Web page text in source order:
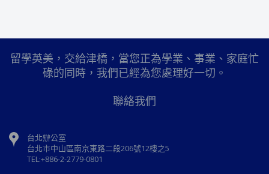
留學英美，交給津橋，當您正為學業、事業、家庭忙
碌的同時，我們已經為您處理好一切。
聯絡我們
台北辦公室
台北市中山區南京東路二段206號12樓之5
TEL:+886-2-2779-0801